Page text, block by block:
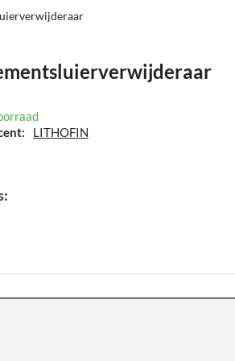
LITHOFIN